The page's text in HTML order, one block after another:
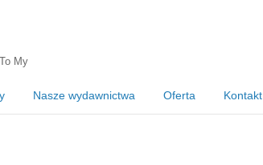
My
Nasze wydawnictwa Oferta Kontakt